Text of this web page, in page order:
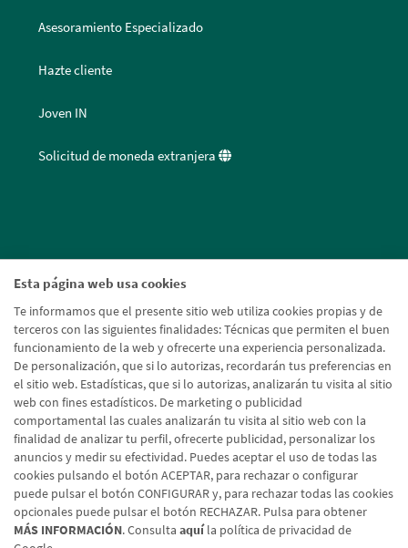
Esta página web usa cookies
Te informamos que el presente sitio web utiliza cookies propias y de
terceros con las siguientes finalidades: Técnicas que permiten el buen
funcionamiento de la web y ofrecerte una experiencia personalizada.
De personalización, que si lo autorizas, recordarán tus preferencias en
el sitio web. Estadísticas, que si lo autorizas, analizarán tu visita al sitio
web con fines estadísticos. De marketing o publicidad
comportamental las cuales analizarán tu visita al sitio web con la
finalidad de analizar tu perfil, ofrecerte publicidad, personalizar los
anuncios y medir su efectividad. Puedes aceptar el uso de todas las
cookies pulsando el botón ACEPTAR, para rechazar o configurar
puede pulsar el botón CONFIGURAR y, para rechazar todas las cookies
opcionales puede pulsar el botón RECHAZAR. Pulsa para obtener
MÁS INFORMACIÓN. Consulta aquíla política de privacidad de
Asesoramiento Especializado
Hazte cliente
Joven IN
Solicitud de moneda extranjera